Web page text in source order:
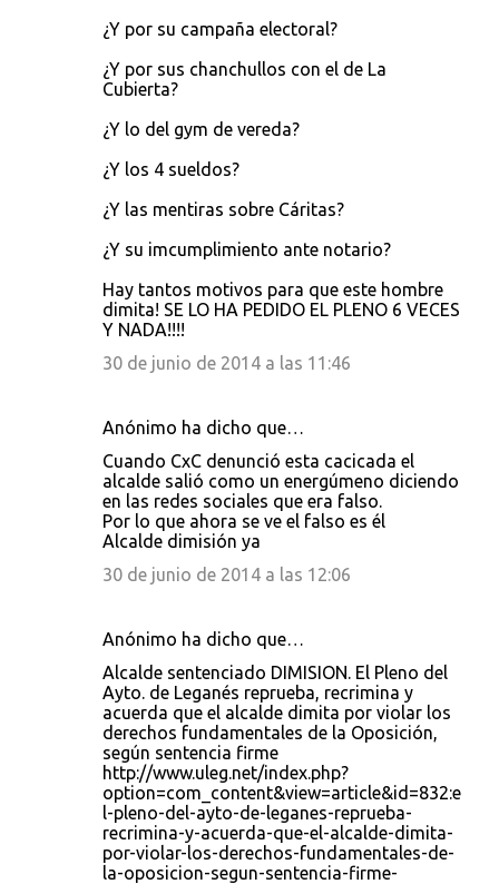
¿Y por su campaña electoral?
¿Y por sus chanchullos con el de La
Cubierta?
¿Y lo del gym de vereda?
¿Y los 4 sueldos?
¿Y las mentiras sobre Cáritas?
¿Y su imcumplimiento ante notario?
Hay tantos motivos para que este hombre
dimita! SE LO HA PEDIDO EL PLENO 6 VECES
Y NADA!!!!
30 de junio de 2014 a las 11:46
Anónimo ha dicho que…
Cuando CxC denunció esta cacicada el
alcalde salió como un energúmeno diciendo
en las redes sociales que era falso.
Por lo que ahora se ve el falso es él
Alcalde dimisión ya
30 de junio de 2014 a las 12:06
Anónimo ha dicho que…
Alcalde sentenciado DIMISION. El Pleno del
Ayto. de Leganés reprueba, recrimina y
acuerda que el alcalde dimita por violar los
derechos fundamentales de la Oposición,
según sentencia firme
http://www.uleg.net/index.php?
option=com_content&view=article&id=832:e
l-pleno-del-ayto-de-leganes-reprueba-
recrimina-y-acuerda-que-el-alcalde-dimita-
por-violar-los-derechos-fundamentales-de-
la-oposicion-segun-sentencia-firme-